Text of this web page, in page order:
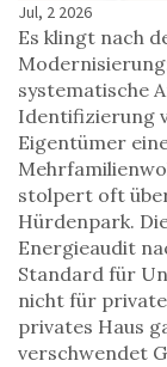
Jul, 2 2026
Es klingt nach
systematische
Identifizierung
Eigentümer
stolpert oft
Hürdenpark.
Energieaudit
Standard für
nicht für
privates Haus
verschwendet